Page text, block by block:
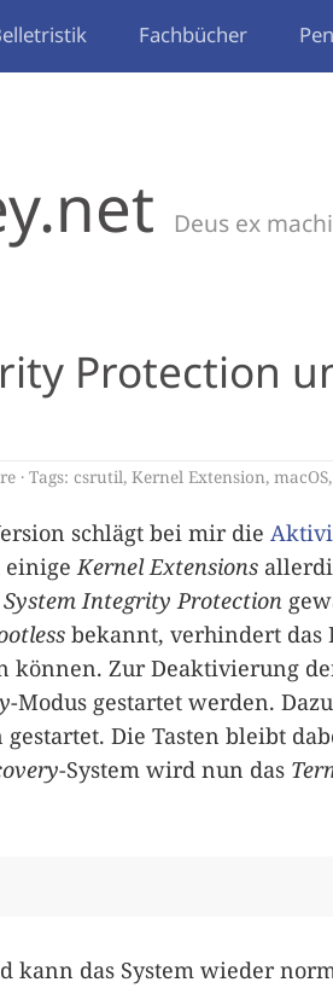
Fachbücher
Deus ex
Protection
Tags: csrutil, Kernel Extension, macOS,
schlägt bei mir die
einigeKernel Extensions
System Integrity Protection
bekannt, verhindert das
können. Zur Deaktivierung
-Modus gestartet werden.
gestartet. Die Tasten bleibt
-System wird nun das
kann das System wieder